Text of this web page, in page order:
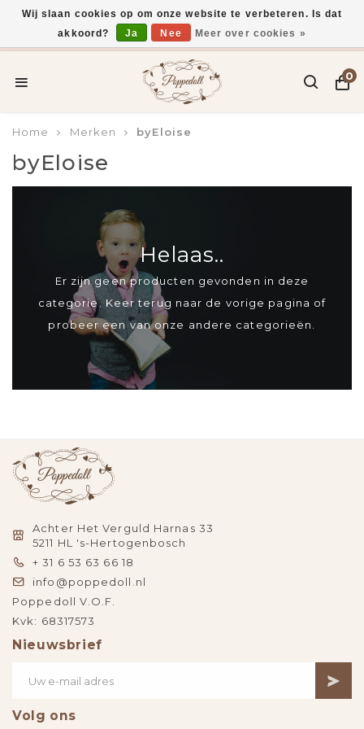
Voor 15:00 uur besteld, vandaag verzonden*
0
Home Merken byEloise
byEloise
Helaas..
Er zijn geen producten gevonden in deze
categorie. Keer terug naar de vorige pagina of
probeer een van onze andere categorieën.
Achter Het Verguld Harnas 33
5211 HL 's-Hertogenbosch
+ 31 6 53 63 66 18
info@poppedoll.nl
Poppedoll V.O.F.
Kvk: 68317573
Nieuwsbrief
Volg ons
Wij slaan cookies op om onze website te verbeteren. Is dat
akkoord?
Ja Nee Meer over cookies »